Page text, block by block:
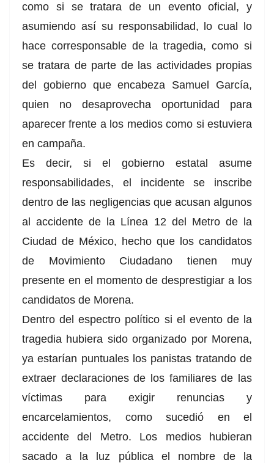
como si se tratara de un evento oficial, y
asumiendo así su responsabilidad, lo cual lo
hace corresponsable de la tragedia, como si
se tratara de parte de las actividades propias
del gobierno que encabeza Samuel García,
quien no desaprovecha oportunidad para
aparecer frente a los medios como si estuviera
en campaña.
Es decir, si el gobierno estatal asume
responsabilidades, el incidente se inscribe
dentro de las negligencias que acusan algunos
al accidente de la Línea 12 del Metro de la
Ciudad de México, hecho que los candidatos
de Movimiento Ciudadano tienen muy
presente en el momento de desprestigiar a los
candidatos de Morena.
Dentro del espectro político si el evento de la
tragedia hubiera sido organizado por Morena,
ya estarían puntuales los panistas tratando de
extraer declaraciones de los familiares de las
víctimas para exigir renuncias y
encarcelamientos, como sucedió en el
accidente del Metro. Los medios hubieran
sacado a la luz pública el nombre de la